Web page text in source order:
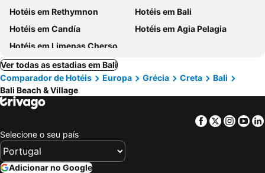
Hotéis em Rethymnon
Hotéis em Bali
Hotéis em Candía
Hotéis em Agia Pelagia
Hotéis em Limenas Chersonissos
Ver todas as estadias em Bali
Comparador de Hotéis
Europa Grécia Creta
Bali
Bali Beach & Village
Facebook
Twitter
Selecione o seu país
Adicionar no Google